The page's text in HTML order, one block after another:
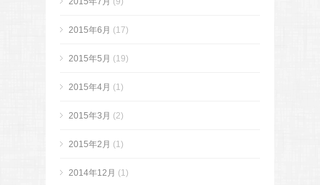
2015年6月 (17)
2015年5月 (19)
2015年4月 (1)
2015年3月 (2)
2015年2月 (1)
2014年12月 (1)